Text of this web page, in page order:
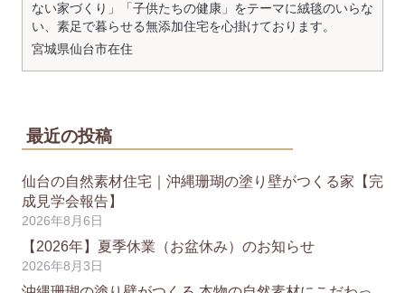
ない家づくり」「子供たちの健康」をテーマに絨毯のいらな
い、素足で暮らせる無添加住宅を心掛けております。
宮城県仙台市在住
最近の投稿
仙台の自然素材住宅｜沖縄珊瑚の塗り壁がつくる家【完
成見学会報告】
2026年8月6日
【2026年】夏季休業（お盆休み）のお知らせ
2026年8月3日